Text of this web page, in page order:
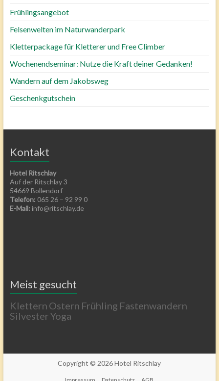
Frühlingsangebot
Felsenwelten im Naturwanderpark
Kletterpackage für Kletterer und Free Climber
Wochenendseminar: Nutze die Kraft deiner Gedanken!
Wandern auf dem Jakobsweg
Geschenkgutschein
Kontakt
Hotel Ritschlay
Auf der Ritschlay 3
54669 Bollendorf
Telefon: 065 26 – 92 99 0
E-Mail: info@ritschlay.de
Meist gesucht
Klettern Ostern Frühling Fastenwandern
SilvesterYoga
Copyright © 2026Hotel Ritschlay